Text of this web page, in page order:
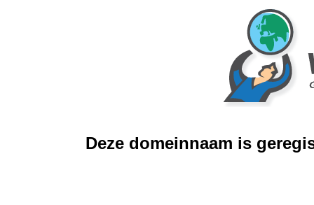
Deze domeinnaam is